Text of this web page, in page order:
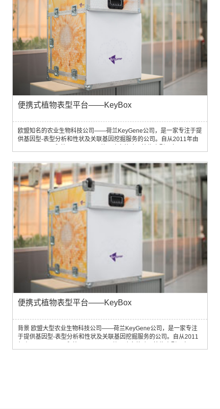
便携式植物表型平台——KeyBox
欧盟知名的农业生物科技公司——荷兰KeyGene公司，是一家专注于提
供基因型-表型分析和性状及关联基因挖掘服务的公司。自从2011年由
验，并取得了异常出色的结果，从而导致PhenoFab一直处于满负荷运
转状态。
便携式植物表型平台——KeyBox
背景 欧盟大型农业生物科技公司——荷兰KeyGene公司，是一家专注
于提供基因型-表型分析和性状及关联基因挖掘服务的公司。自从2011